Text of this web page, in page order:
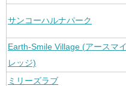
サンコーハルナパーク
Earth-Smile Village (アースマ
レッジ)
ミリーズラブ